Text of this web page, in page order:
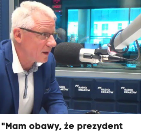
PiS. W piątek z Andrzejem
spotkać krakowscy
Alarmu Smogowego,
podpisu pod ustawą.
na decyzję do 2 października.
obawy, że prezydent